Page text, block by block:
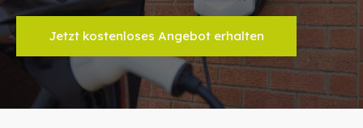
Jetzt kostenloses Angebot erhalten